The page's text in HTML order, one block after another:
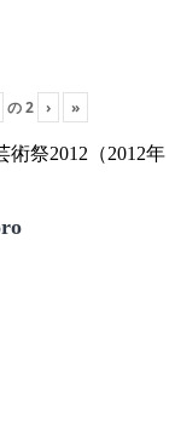
の2 › »
術祭2012（2012年